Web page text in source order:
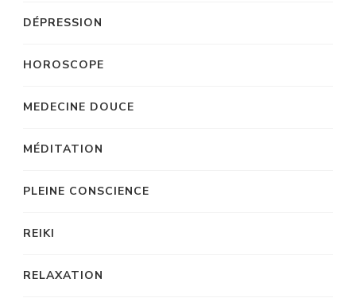
DÉPRESSION
HOROSCOPE
MEDECINE DOUCE
MÉDITATION
PLEINE CONSCIENCE
REIKI
RELAXATION